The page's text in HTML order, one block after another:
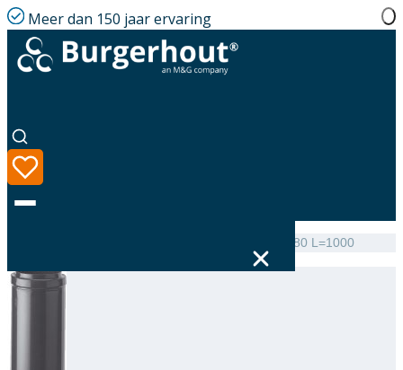
Meer dan 150 jaar ervaring
Roof terminal Extension AL 180 L=1000